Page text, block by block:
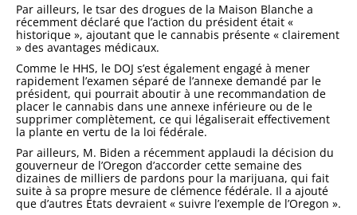
Par ailleurs, le tsar des drogues de la Maison Blanche a
récemment déclaré que l’action du président était «
historique », ajoutant que le cannabis présente « clairement
» des avantages médicaux.
Comme le HHS, le DOJ s’est également engagé à mener
rapidement l’examen séparé de l’annexe demandé par le
président, qui pourrait aboutir à une recommandation de
placer le cannabis dans une annexe inférieure ou de le
supprimer complètement, ce qui légaliserait effectivement
la plante en vertu de la loi fédérale.
Par ailleurs, M. Biden a récemment applaudi la décision du
gouverneur de l’Oregon d’accorder cette semaine des
dizaines de milliers de pardons pour la marijuana, qui fait
suite à sa propre mesure de clémence fédérale. Il a ajouté
que d’autres États devraient « suivre l’exemple de l’Oregon ».